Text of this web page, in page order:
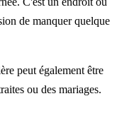
de manquer quelque
peut également être
ou des mariages.